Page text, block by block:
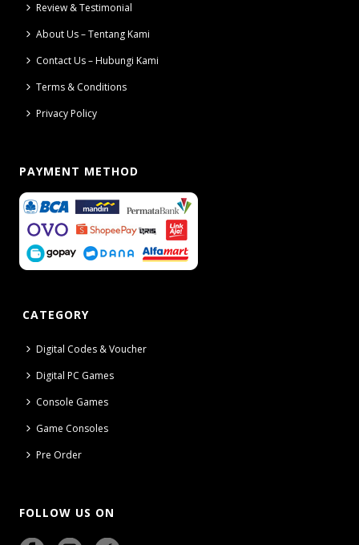
Review & Testimonial
About Us – Tentang Kami
Contact Us – Hubungi Kami
Terms & Conditions
Privacy Policy
PAYMENT METHOD
CATEGORY
Digital Codes & Voucher
Digital PC Games
Console Games
Game Consoles
Pre Order
FOLLOW US ON